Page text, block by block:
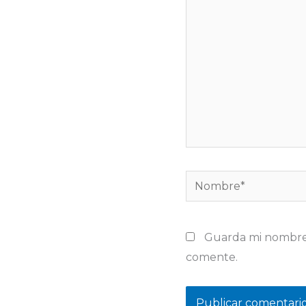
Nombre*
Guarda mi
comente.